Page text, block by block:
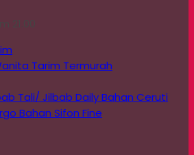
21.00
Tarim Termurah
Tali/ Jilbab Daily Bahan Ceruti
Bahan Sifon Fine